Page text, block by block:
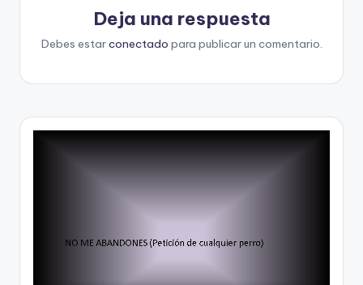
Deja una respuesta
Debes estarconectado para publicar un comentario.